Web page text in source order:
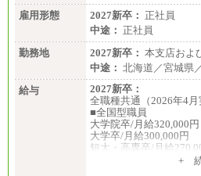
雇用形態
2027新卒： 正社員
中途： 正社員
勤務地
2027新卒： 本支店およ
中途： 北海道／宮城県
給与
2027新卒：
全職種共通（2026年4月
■全国型職員
大学院卒/月給320,000円
大学卒/月給300,000円
短大・高専卒/月給
+